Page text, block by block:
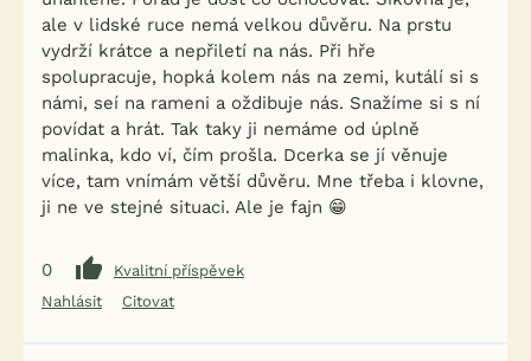
ale v lidské ruce nemá velkou důvěru. Na prstu
vydrží krátce a nepřiletí na nás. Při hře
spolupracuje, hopká kolem nás na zemi, kutálí si s
námi, seí na rameni a oždibuje nás. Snažíme si s ní
povídat a hrát. Tak taky ji nemáme od úplně
malinka, kdo ví, čím prošla. Dcerka se jí věnuje
více, tam vnímám větší důvěru. Mne třeba i klovne,
ji ne ve stejné situaci. Ale je fajn 😁
0
Kvalitní příspěvek
Nahlásit
Citovat